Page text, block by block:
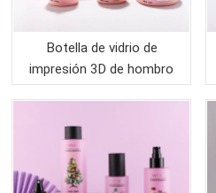
Botella de vidrio de
impresión 3D de hombro
plano naranja y embalaje